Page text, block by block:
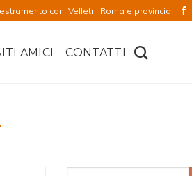
cani Velletri, Roma e provincia
AMICI CONTATTI